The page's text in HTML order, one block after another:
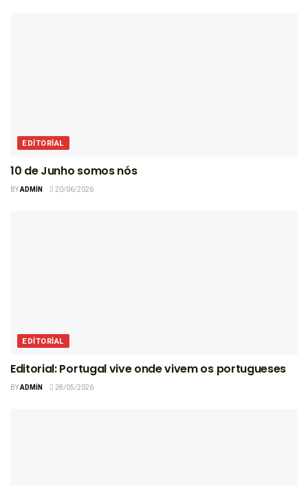
EDITORIAL
10 de Junho somos nós
BYADMIN 20/06/2026
EDITORIAL
Editorial: Portugal vive onde vivem os portugueses
BYADMIN 28/05/2026